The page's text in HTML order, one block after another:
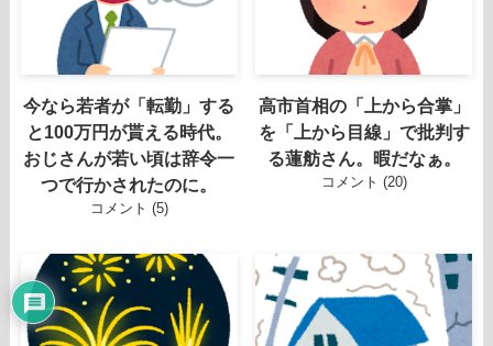
今なら若者が「転勤」する
と100万円が貰える時代。
おじさんが若い頃は辞令一
つで行かされたのに。
コメント (5)
高市首相の「上から合掌」
を「上から目線」で批判す
る蓮舫さん。暇だなぁ。
コメント (20)